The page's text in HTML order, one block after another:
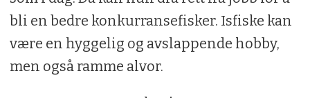
bli en bedre konkurransefisker. Isfiske kan
være en hyggelig og avslappende hobby,
men også ramme alvor.